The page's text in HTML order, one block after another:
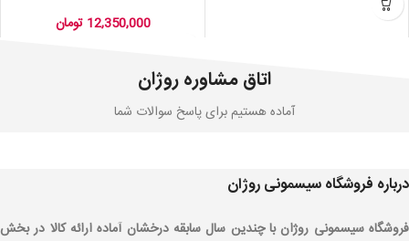
12,350,000 تومان
اتاق مشاوره روژان
آماده هستیم برای پاسخ سوالات شما
درباره فروشگاه سیسمونی روژان
فروشگاه سیسمونی روژان با چندین سال سابقه درخشان آماده ارائه کالا در بخش